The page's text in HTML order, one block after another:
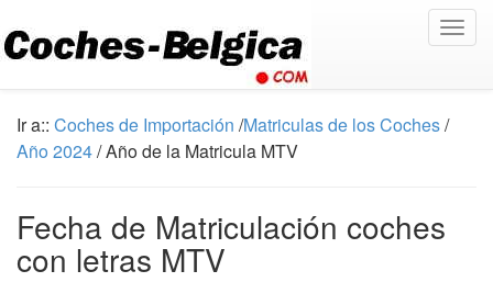
Ir a:: Coches de Importación /Matriculas de los Coches/
Año 2024/ Año de la Matricula MTV
Fecha de Matriculación coches
con letras MTV